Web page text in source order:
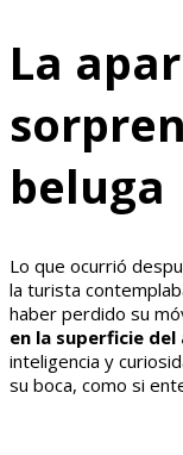
La
beluga
Lo que ocurrió
la turista
haber perdido su
en la superficie del
inteligencia y
su boca, como si